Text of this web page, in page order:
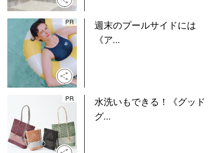
週末のプールサイドには
《ア...
水洗いもできる！《グッド
グ...